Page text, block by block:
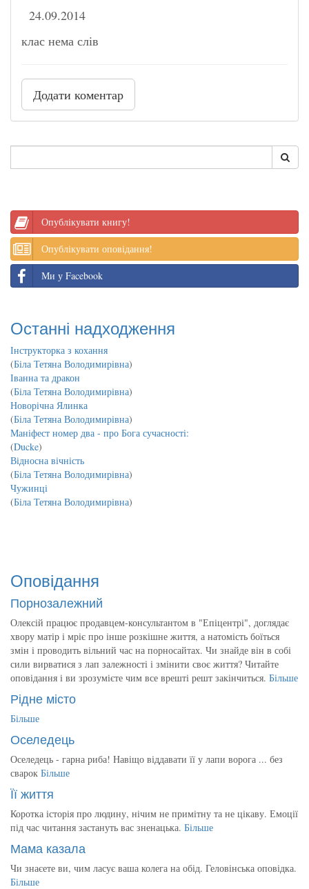
24.09.2014
клас нема слів
Додати коментар
Опублікувати книгу!
Опублікувати оповідання!
Ми у Facebook
Останні надходження
Інструкторка з кохання
(Біла Тетяна Володимирівна)
Іванна та дракон
(Біла Тетяна Володимирівна)
Новорічна Ялинка
(Біла Тетяна Володимирівна)
Маніфест номер два - про Бога сучасності:
(Ducke)
Відносна вічність
(Біла Тетяна Володимирівна)
Чужинці
(Біла Тетяна Володимирівна)
Оповідання
Порнозалежний
Олексій працює продавцем-консультантом в "Епіцентрі", доглядає
хвору матір і мріє про інше розкішне життя, а натомість боїться
змін і проводить вільний час на порносайтах. Чи знайде він в собі
сили вирватися з лап залежності і змінити своє життя? Читайте
оповідання і ви зрозумієте чим все врешті решт закінчиться. Більше
Рідне місто
Більше
Оселедець
Оселедець - гарна риба! Навіщо віддавати її у лапи ворога ... без
сварок Більше
Її життя
Коротка історія про людину, нічим не примітну та не цікаву. Емоції
під час читання застануть вас зненацька. Більше
Мама казала
Чи знаєете ви, чим ласує ваша колега на обід. Геловінська оповідка.
Більше